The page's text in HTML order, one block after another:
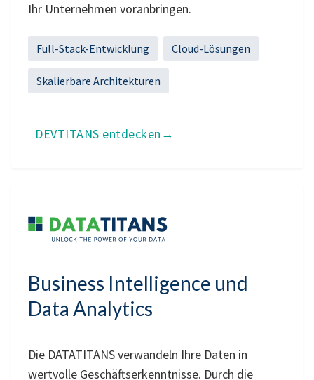
Ihr Unternehmen voranbringen.
Full-Stack-Entwicklung Cloud-Lösungen
Skalierbare Architekturen
DEVTITANS entdecken
Business Intelligence und
Data Analytics
Die DATATITANS verwandeln Ihre Daten in
wertvolle Geschäftserkenntnisse. Durch die